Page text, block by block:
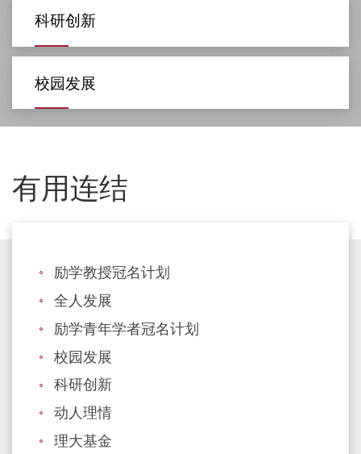
科研创新
校园发展
有用连结
励学教授冠名计划
全人发展
励学青年学者冠名计划
校园发展
科研创新
动人理情
理大基金